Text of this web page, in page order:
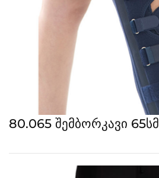
80.065 შემბორკავი 65სმ